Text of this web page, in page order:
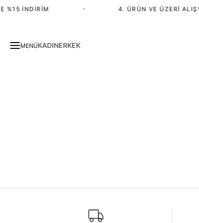
%15 İNDIRIM 4. ÜRÜN VE ÜZERI
MENÜKADINERKEK